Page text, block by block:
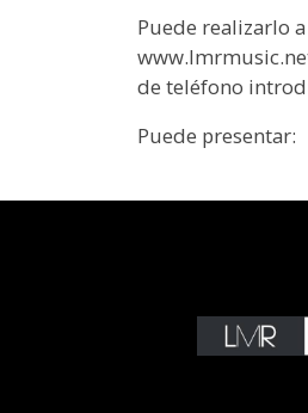
Puede realizarlo
de teléfono
Puede presentar: